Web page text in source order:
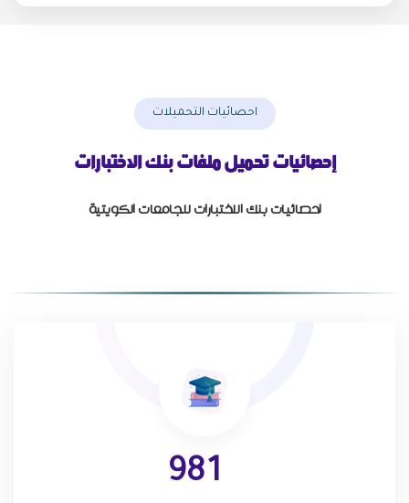
احصائيات التحميلات
إحصائيات تحميل ملفات بنك الاختبارات
احصائيات بنك الاختبارات للجامعات الكويتية
981